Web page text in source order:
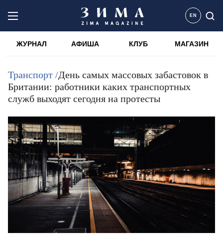
EN
ЖУРНАЛ АФИША КЛУБ МАГАЗИН
Транспорт /День самых массовых забастовок в
Британии: работники каких транспортных
служб выходят сегодня на протесты